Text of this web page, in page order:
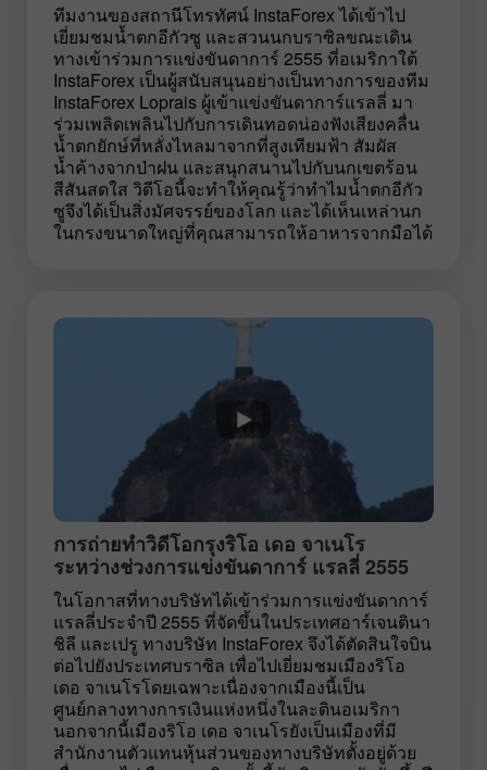
ทีมงานของสถานีโทรทัศน์ InstaForex ได้เข้าไป
เยี่ยมชมน้ำตกอีกัวซู และสวนนกบราซิลขณะเดิน
ทางเข้าร่วมการแข่งขันดาการ์ 2555 ที่อเมริกาใต้
InstaForex เป็นผู้สนับสนุนอย่างเป็นทางการของทีม
InstaForex Loprais ผู้เข้าแข่งขันดาการ์แรลลี่ มา
ร่วมเพลิดเพลินไปกับการเดินทอดน่องฟังเสียงคลื่น
น้ำตกยักษ์ที่หลั่งไหลมาจากที่สูงเทียมฟ้า สัมผัส
น้ำค้างจากป่าฝน และสนุกสนานไปกับนกเขตร้อน
สีสันสดใส วิดีโอนี้จะทำให้คุณรู้ว่าทำไมน้ำตกอีกัว
ซูจึงได้เป็นสิ่งมัศจรรย์ของโลก และได้เห็นเหล่านก
ในกรงขนาดใหญ่ที่คุณสามารถให้อาหารจากมือได้
การถ่ายทำวิดีโอกรุงริโอ เดอ จาเนโร
ระหว่างช่วงการแข่งขันดาการ์ แรลลี่ 2555
ในโอกาสที่ทางบริษัทได้เข้าร่วมการแข่งขันดาการ์
แรลลี่ประจำปี 2555 ที่จัดขึ้นในประเทศอาร์เจนตินา
ชิลี และเปรู ทางบริษัท InstaForex จึงได้ตัดสินใจบิน
ต่อไปยังประเทศบราซิล เพื่อไปเยี่ยมชมเมืองริโอ
เดอ จาเนโรโดยเฉพาะเนื่องจากเมืองนี้เป็น
ศูนย์กลางทางการเงินแห่งหนึ่งในละตินอเมริกา
นอกจากนี้เมืองริโอ เดอ จาเนโรยังเป็นเมืองที่มี
สำนักงานตัวแทนหุ้นส่วนของทางบริษัทตั้งอยู่ด้วย